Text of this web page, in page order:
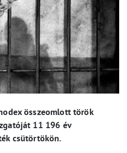
összeomlott török
11 196 év
csütörtökön.